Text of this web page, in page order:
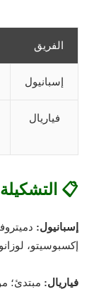
الفريق
إسبانيول
فياريال
📋
إسبانيول:
إكسبوسيتو،
فياريال: مبتدئ؛